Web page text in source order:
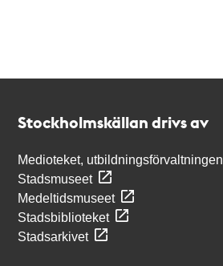
Stockholmskällan drivs av
Medioteket, utbildningsförvaltningen
Stadsmuseet
Medeltidsmuseet
Stadsbiblioteket
Stadsarkivet